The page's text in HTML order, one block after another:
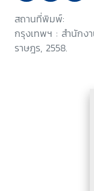
สถานที่พิมพ์:
กรุงเทพฯ : สำนักง
ราษฎร, 2558.